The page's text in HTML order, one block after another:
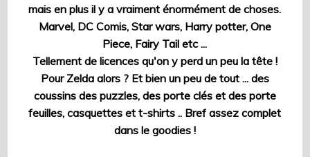
mais en plus il y a vraiment énormément de choses.
Marvel, DC Comis, Star wars, Harry potter, One
Piece, Fairy Tail etc ...
Tellement de licences qu'on y perd un peu la tête !
Pour Zelda alors ? Et bien un peu de tout ... des
coussins des puzzles, des porte clés et des porte
feuilles, casquettes et t-shirts .. Bref assez complet
dans le goodies !